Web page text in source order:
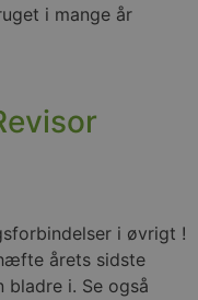
i mange år
i øvrigt !
årets sidste
bladre i. Se også